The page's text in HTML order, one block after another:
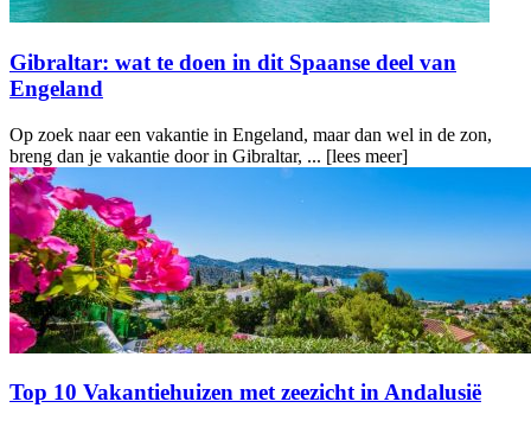
Gibraltar: wat te doen in dit Spaanse deel van
Engeland
Op zoek naar een vakantie in Engeland, maar dan wel in de zon,
breng dan je vakantie door in Gibraltar, ... [lees meer]
Top 10 Vakantiehuizen met zeezicht in Andalusië